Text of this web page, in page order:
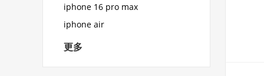
iphone 16 pro max
iphone air
更多